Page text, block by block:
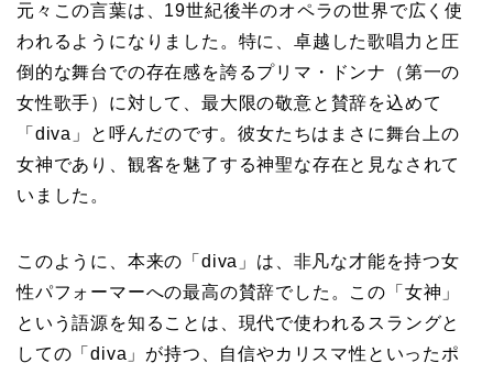
元々この言葉は、19世紀後半のオペラの世界で広く使
われるようになりました。特に、卓越した歌唱力と圧
倒的な舞台での存在感を誇るプリマ・ドンナ（第一の
女性歌手）に対して、最大限の敬意と賛辞を込めて
「diva」と呼んだのです。彼女たちはまさに舞台上の
女神であり、観客を魅了する神聖な存在と見なされて
いました。
このように、本来の「diva」は、非凡な才能を持つ女
性パフォーマーへの最高の賛辞でした。この「女神」
という語源を知ることは、現代で使われるスラングと
しての「diva」が持つ、自信やカリスマ性といったポ